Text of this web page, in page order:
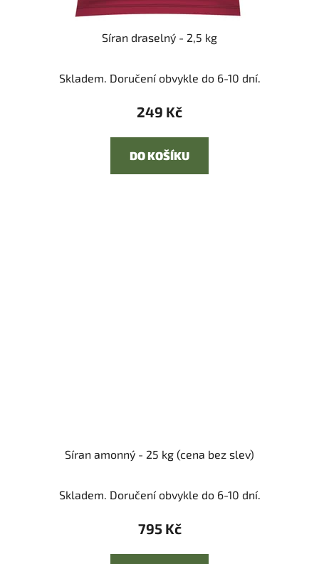
Síran draselný - 2,5 kg
Skladem. Doručení obvykle do 6-10 dní.
249 Kč
DO KOŠÍKU
Síran amonný - 25 kg (cena bez slev)
Skladem. Doručení obvykle do 6-10 dní.
795 Kč